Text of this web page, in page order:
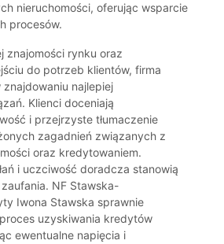
nieruchomości, oferując wsparcie
procesów.
znajomości rynku oraz
do potrzeb klientów, firma
najlepiej
Klienci doceniają
i przejrzyste tłumaczenie
zagadnień związanych z
oraz kredytowaniem.
i uczciwość doradcza stanowią
NF Stawska-
Iwona Stawska sprawnie
uzyskiwania kredytów
ewentualne napięcia i